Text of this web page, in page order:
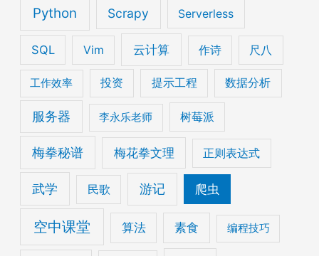
Python Scrapy Serverless
SQL Vim 云计算 作诗 尺八
工作效率 投资 提示工程 数据分析
服务器 李永乐老师 树莓派
梅拳秘谱 梅花拳文理 正则表达式
武学 民歌 游记 爬虫
空中课堂 算法 素食 编程技巧